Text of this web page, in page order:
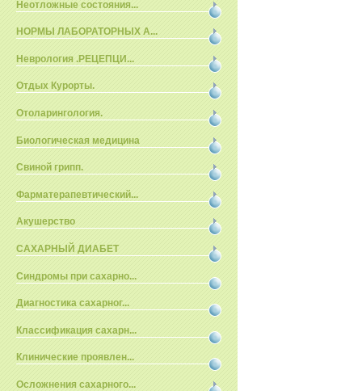
Неотложные состояния...
НОРМЫ ЛАБОРАТОРНЫХ А...
Неврология .РЕЦЕПЦИ...
Отдых Курорты.
Отоларингология.
Биологическая медицина
Свиной грипп.
Фарматерапевтический...
Акушерство
САХАРНЫЙ ДИАБЕТ
Синдромы при сахарно...
Диагностика сахарног...
Классификация сахарн...
Клинические проявлен...
Осложнения сахарного...